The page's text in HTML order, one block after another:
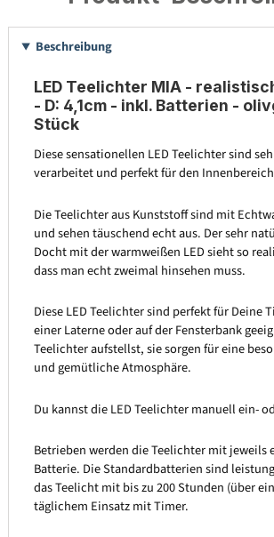
Beschreibung
LED Teelichter MIA -
- D: 4,1cm - inkl. Batterien -
Stück
Diese sensationellen LED Teelichter sind
verarbeitet und perfekt für den
Die Teelichter aus Kunststoff sind mit
und sehen täuschend echt aus. Der sehr
Docht mit der warmweißen LED sieht so
dass man echt zweimal hinsehen muss.
Diese LED Teelichter sind perfekt für Deine
einer Laterne oder auf der Fensterbank
Teelichter aufstellst, sie sorgen für eine
und gemütliche Atmosphäre.
Du kannst die LED Teelichter manuell ein-
Betrieben werden die Teelichter mit jeweils
Batterie. Die Standardbatterien sind
das Teelicht mit bis zu 200 Stunden (über
täglichem Einsatz mit Timer.